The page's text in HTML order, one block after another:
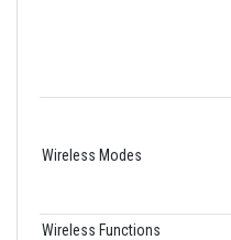
Wireless Modes
Wireless Functions